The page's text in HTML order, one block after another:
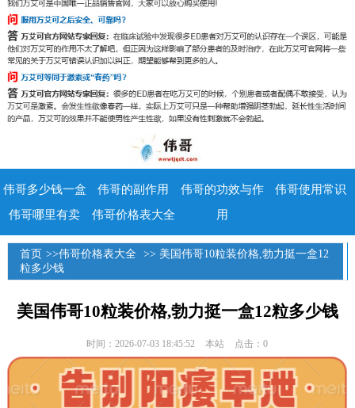
伟哥多少钱一盒 伟哥的副作用
伟哥的功效与作
用
伟哥使用常识
伟哥哪里有卖
伟哥价格表大全
首页 >>伟哥价格表大全
>> 美国伟哥10粒装价格,勃力挺一盒12
粒多少钱
美国伟哥10粒装价格,勃力挺一盒12粒多少钱
时间：2026-07-03 18:45:52 本站 点击：0